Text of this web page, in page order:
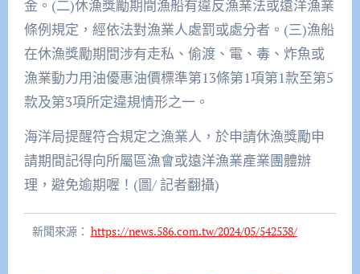
金。(二)休漁獎勵期間漁船有違反漁業法或遠洋漁業
條例規定，經依法對漁業人處罰或處分者。(三)漁船
在休漁獎勵期間涉有走私、偷渡、電、毒、炸魚或
漁業動力用油優惠油價標準第13條第1項第1款至第5
款及第3項所定違規情形之一。
海洋局提醒符合規定之漁業人，於申請休漁獎勵申
請期間記得向所屬區漁會或遠洋漁業產業團體辦
理，避免逾期喔！(圖/ 記者翻攝)
新聞來源： https://news.586.com.tw/2024/05/542538/